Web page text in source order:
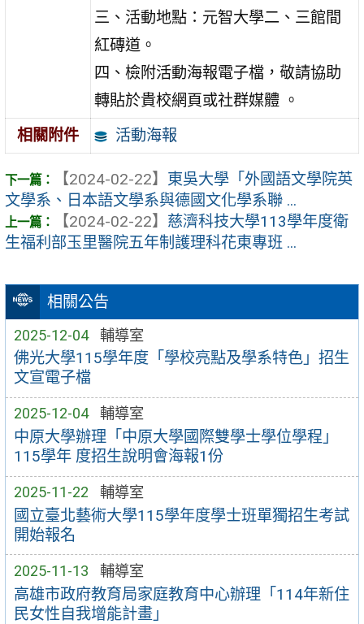
相關公告
2025-12-04 輔導室
佛光大學115學年度「學校亮點及學系特色」招生
文宣電子檔
2025-12-04 輔導室
中原大學辦理「中原大學國際雙學士學位學程」
115學年 度招生說明會海報1份
2025-11-22 輔導室
國立臺北藝術大學115學年度學士班單獨招生考試
開始報名
2025-11-13 輔導室
高雄市政府教育局家庭教育中心辦理「114年新住
民女性自我增能計畫」
三、活動地點：元智大學二、三館間
紅磚道。
四、檢附活動海報電子檔，敬請協助
轉貼於貴校網頁或社群媒體 。
相關附件
活動海報
【2024-02-22】 東吳大學「外國語文學院英
文學系、日本語文學系與德國文化學系聯 ...
【2024-02-22】 慈濟科技大學113學年度衛
生福利部玉里醫院五年制護理科花東專班 ...